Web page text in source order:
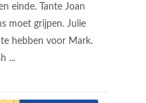
einde. Tante Joan
moet grijpen. Julie
hebben voor Mark.
...